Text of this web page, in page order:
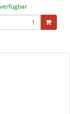
verfügbar